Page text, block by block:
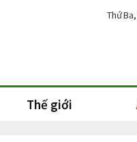
Thứ
Thế giới